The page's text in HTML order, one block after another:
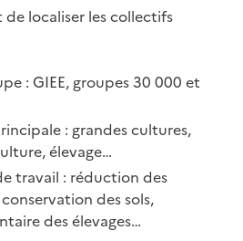
localiser les collectifs
: GIEE, groupes 30 000 et
: grandes cultures,
élevage…
travail : réduction des
des sols,
des élevages…